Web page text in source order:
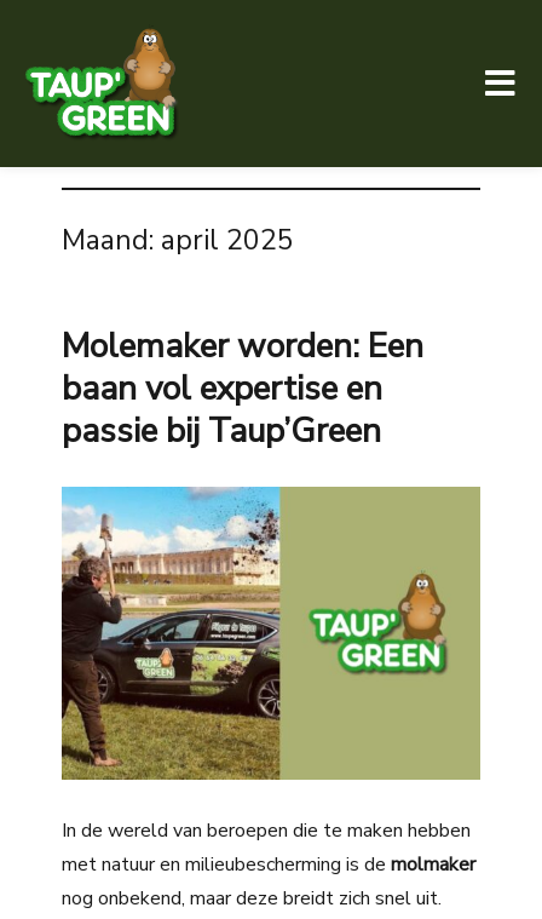
Taup' Green
Maand: april 2025
Molemaker worden: Een
baan vol expertise en
passie bij Taup’Green
In de wereld van beroepen die te maken hebben
met natuur en milieubescherming is demolmaker
nog onbekend, maar deze breidt zich snel uit.